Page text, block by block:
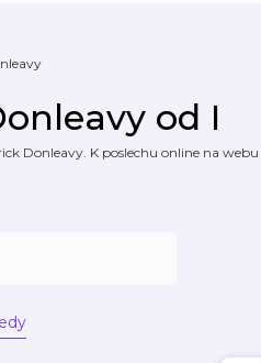
od I
Donleavy. K poslechu online na